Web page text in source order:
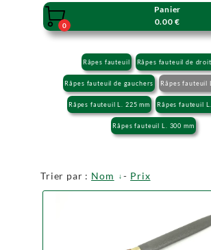

0
Panier
0.00 €
Râpes fauteuil Râpes fauteuil de
Râpes fauteuil de gauchers Râpes fauteuil
Râpes fauteuil L. 225 mm Râpes fauteuil
Râpes fauteuil L. 300 mm
Trier par : Nom - Prix